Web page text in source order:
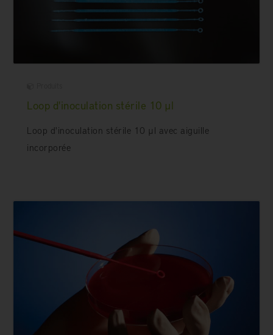
Loop d'inoculation stérile 10 µl
Loop d'inoculation stérile 10 µl avec aiguille
incorporée